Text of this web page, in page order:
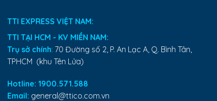
TTI EXPRESS VIỆT NAM:
TTI TẠI HCM - KV MIỀN NAM:
Trụ sở chính: 70 Đường số 2, P. An Lạc A, Q. Bình Tân,
TPHCM (khu Tên Lửa)
Hotline: 1900.571.588
Email: general@ttico.com.vn